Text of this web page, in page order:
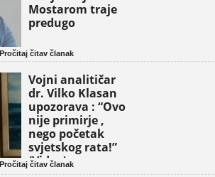
Mostarom traje
predugo
Pročitaj čitav članak
Vojni analitičar
dr. Vilko Klasan
upozorava : “Ovo
nije primirje ,
nego početak
svjetskog rata!”
(Video)
Pročitaj čitav članak